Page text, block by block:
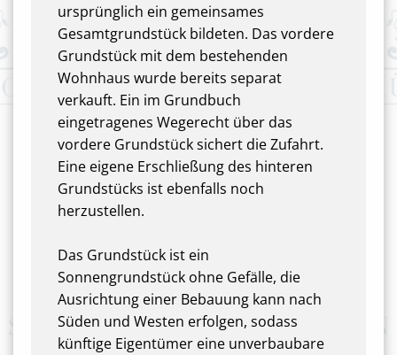
ursprünglich ein gemeinsames
Gesamtgrundstück bildeten. Das vordere
Grundstück mit dem bestehenden
Wohnhaus wurde bereits separat
verkauft. Ein im Grundbuch
eingetragenes Wegerecht über das
vordere Grundstück sichert die Zufahrt.
Eine eigene Erschließung des hinteren
Grundstücks ist ebenfalls noch
herzustellen.
Das Grundstück ist ein
Sonnengrundstück ohne Gefälle, die
Ausrichtung einer Bebauung kann nach
Süden und Westen erfolgen, sodass
künftige Eigentümer eine unverbaubare